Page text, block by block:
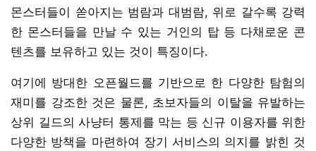
몬스터들이 쏟아지는 범람과 대범람, 위로 갈수록 강력
한 몬스터들을 만날 수 있는 거인의 탑 등 다채로운 콘
텐츠를 보유하고 있는 것이 특징이다.
여기에 방대한 오픈월드를 기반으로 한 다양한 탐험의
재미를 강조한 것은 물론, 초보자들의 이탈을 유발하는
상위 길드의 사냥터 통제를 막는 등 신규 이용자를 위한
다양한 방책을 마련하여 장기 서비스의 의지를 밝힌 것